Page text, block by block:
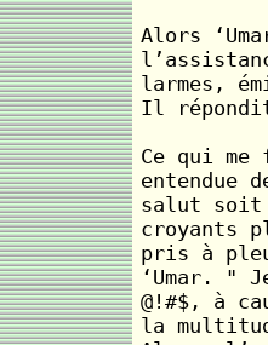
Alors
larmes,
Il
Ce qui
entendue
salut soit
croyants
pris à
‘Umar. "
@!#$, à
la